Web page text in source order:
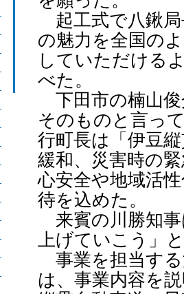
起工式で八鍬局
の魅力を全国の
していただける
べた。
下田市の楠山俊
そのものと言っ
行町長は「伊豆
緩和、災害時の
心安全や地域活
待を込めた。
来賓の川勝知事
上げていこう」
事業を担当する
は、事業内容を